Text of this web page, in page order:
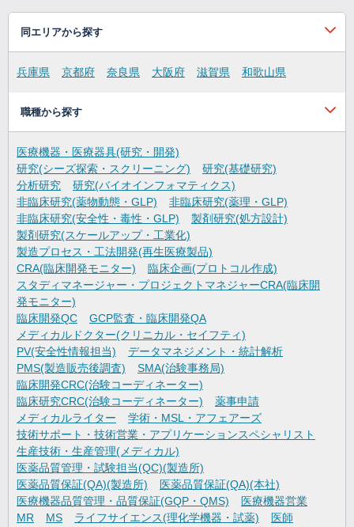
同エリアから探す
兵庫県 京都府 奈良県 大阪府 滋賀県 和歌山県
職種から探す
医療機器・医療器具(研究・開発)
研究(シーズ探索・スクリーニング)
研究(基礎研究)
分析研究
研究(バイオインフォマティクス)
非臨床研究(薬物動態・GLP)
非臨床研究(薬理・GLP)
非臨床研究(安全性・毒性・GLP)
製剤研究(処方設計)
製剤研究(スケールアップ・工業化)
製造プロセス・工法開発(再生医療製品)
CRA(臨床開発モニター)
臨床企画(プロトコル作成)
スタディマネージャー・プロジェクトマネジャーCRA(臨床開
発モニター)
臨床開発QC
GCP監査・臨床開発QA
メディカルドクター(クリニカル・セイフティ)
PV(安全性情報担当)
データマネジメント・統計解析
PMS(製造販売後調査)
SMA(治験事務局)
臨床開発CRC(治験コーディネーター)
臨床研究CRC(治験コーディネーター)
薬事申請
メディカルライター
学術・MSL・アフェアーズ
技術サポート・技術営業・アプリケーションスペシャリスト
生産技術・生産管理(メディカル)
医薬品質管理・試験担当(QC)(製造所)
医薬品質保証(QA)(製造所)
医薬品質保証(QA)(本社)
医療機器品質管理・品質保証(GQP・QMS)
医療機器営業
MR
MS ライフサイエンス(理化学機器・試薬)
医師